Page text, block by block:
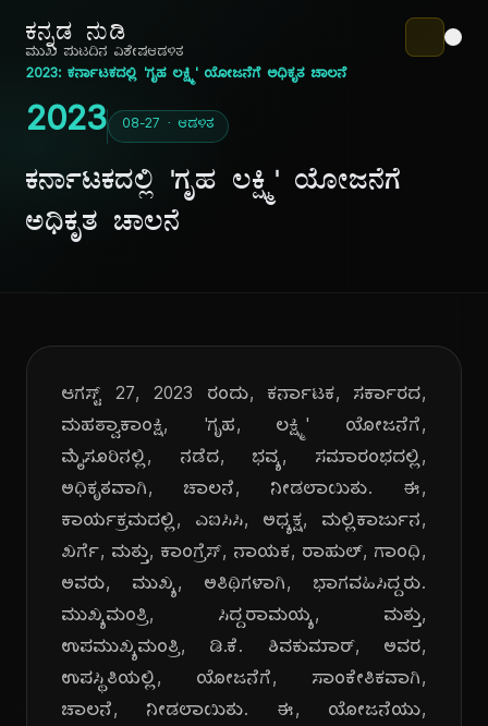
ಕನ್ನಡ ನುಡಿ
ಮುಖ ಪುಟದಿನ ವಿಶೇಷಆಡಳಿತ
2023: ಕರ್ನಾಟಕದಲ್ಲಿ 'ಗೃಹ ಲಕ್ಷ್ಮಿ' ಯೋಜನೆಗೆ ಅಧಿಕೃತ ಚಾಲನೆ
2023 08-27 · ಆಡಳಿತ
ಕರ್ನಾಟಕದಲ್ಲಿ 'ಗೃಹ ಲಕ್ಷ್ಮಿ' ಯೋಜನೆಗೆ
ಅಧಿಕೃತ ಚಾಲನೆ
ಆಗಸ್ಟ್ 27, 2023 ರಂದು, ಕರ್ನಾಟಕ, ಸರ್ಕಾರದ,
ಮಹತ್ವಾಕಾಂಕ್ಷಿ, 'ಗೃಹ, ಲಕ್ಷ್ಮಿ' ಯೋಜನೆಗೆ,
ಮೈಸೂರಿನಲ್ಲಿ, ನಡೆದ, ಭವ್ಯ, ಸಮಾರಂಭದಲ್ಲಿ,
ಅಧಿಕೃತವಾಗಿ, ಚಾಲನೆ, ನೀಡಲಾಯಿತು. ಈ,
ಕಾರ್ಯಕ್ರಮದಲ್ಲಿ, ಎಐಸಿಸಿ, ಅಧ್ಯಕ್ಷ, ಮಲ್ಲಿಕಾರ್ಜುನ,
ಖರ್ಗೆ, ಮತ್ತು, ಕಾಂಗ್ರೆಸ್, ನಾಯಕ, ರಾಹುಲ್, ಗಾಂಧಿ,
ಅವರು, ಮುಖ್ಯ, ಅತಿಥಿಗಳಾಗಿ, ಭಾಗವಹಿಸಿದ್ದರು.
ಮುಖ್ಯಮಂತ್ರಿ, ಸಿದ್ದರಾಮಯ್ಯ, ಮತ್ತು,
ಉಪಮುಖ್ಯಮಂತ್ರಿ, ಡಿ.ಕೆ. ಶಿವಕುಮಾರ್, ಅವರ,
ಉಪಸ್ಥಿತಿಯಲ್ಲಿ, ಯೋಜನೆಗೆ, ಸಾಂಕೇತಿಕವಾಗಿ,
ಚಾಲನೆ, ನೀಡಲಾಯಿತು. ಈ, ಯೋಜನೆಯು,